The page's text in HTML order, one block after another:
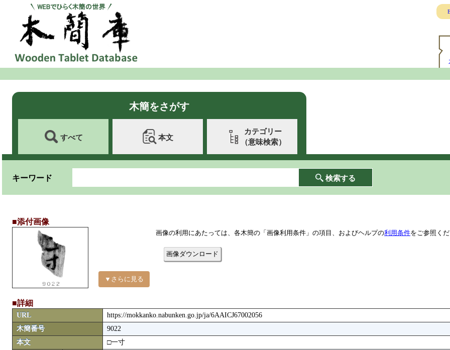
木簡をさがす
すべて 本文
カテゴリー
（意味検索）
キーワード 検索する
■添付画像
▼さらに見る
画像の利用にあたっては、各木簡の「画像利用条件」の項目、およびヘルプの利用条件をご参照く
画像ダウンロード
■詳細
URL
https://mokkanko.nabunken.go.jp/ja/6AAICJ67002056
木簡番号
9022
本文
□一寸